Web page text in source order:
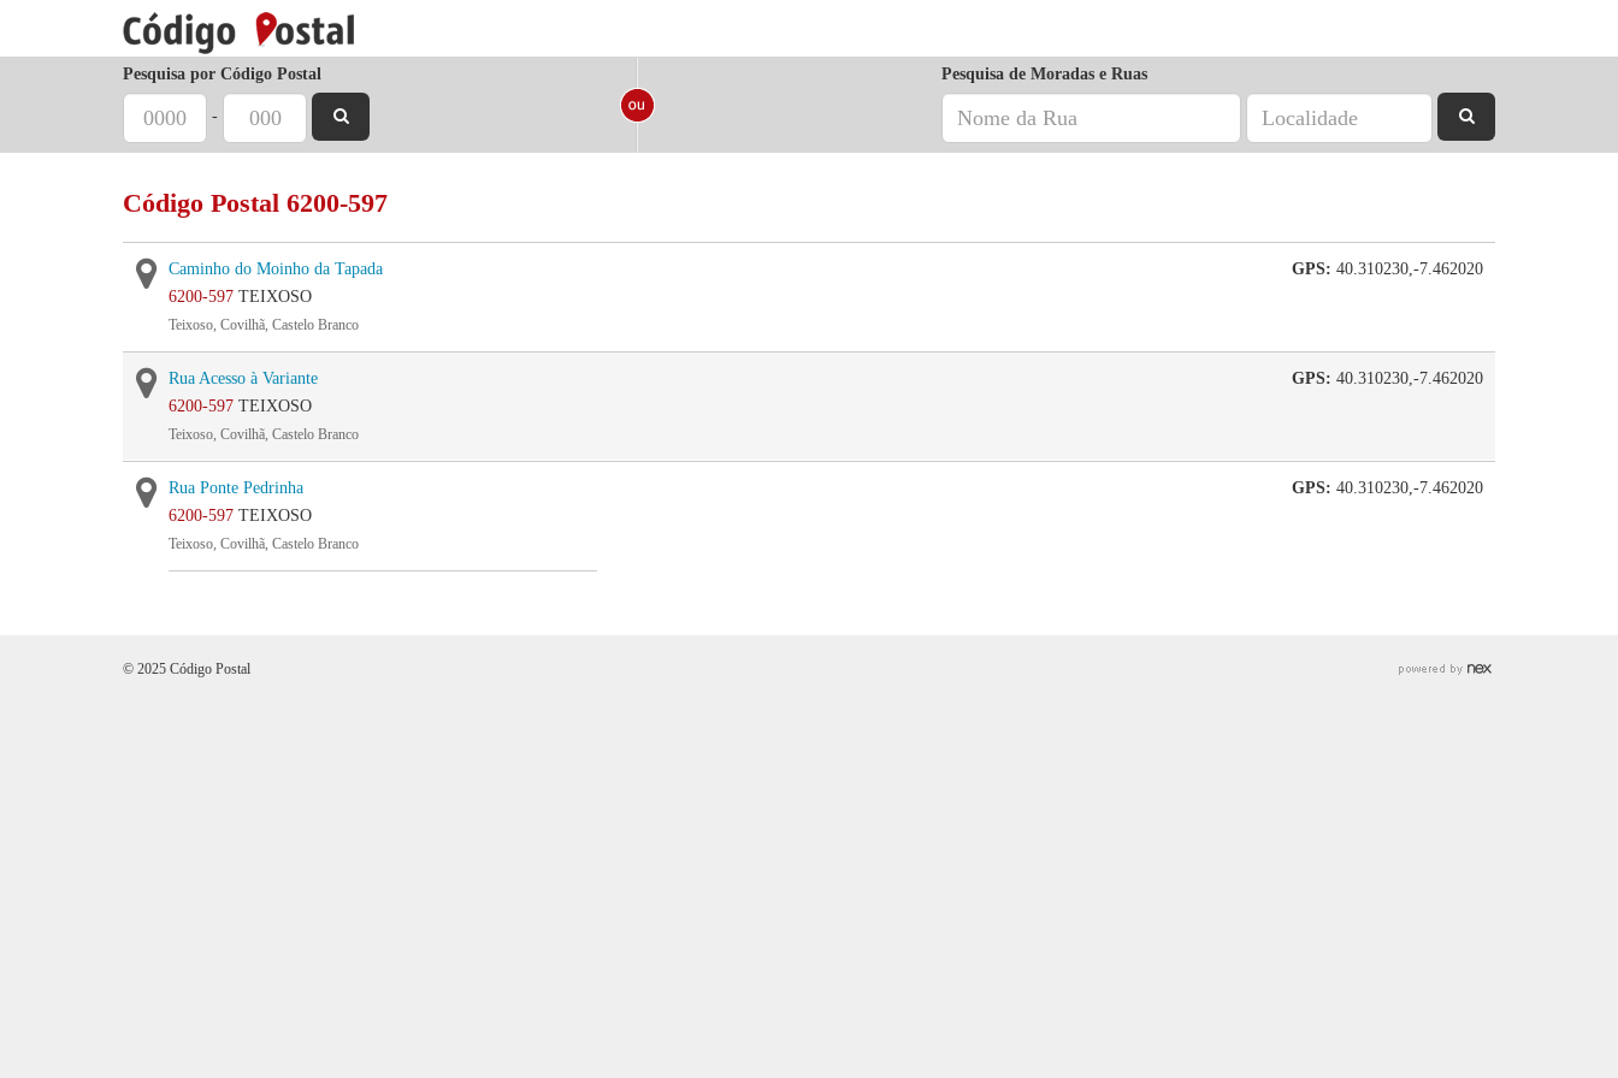
Pesquisa por Código Postal
-
Pesquisa de Moradas e Ruas
Código Postal 6200-597
GPS: 40.310230,-7.462020
Caminho do Moinho da Tapada
6200-597 TEIXOSO
Teixoso, Covilhã, Castelo Branco
GPS: 40.310230,-7.462020
Rua Acesso à Variante
6200-597 TEIXOSO
Teixoso, Covilhã, Castelo Branco
GPS: 40.310230,-7.462020
Rua Ponte Pedrinha
6200-597 TEIXOSO
Teixoso, Covilhã, Castelo Branco
© 2025 Código Postal